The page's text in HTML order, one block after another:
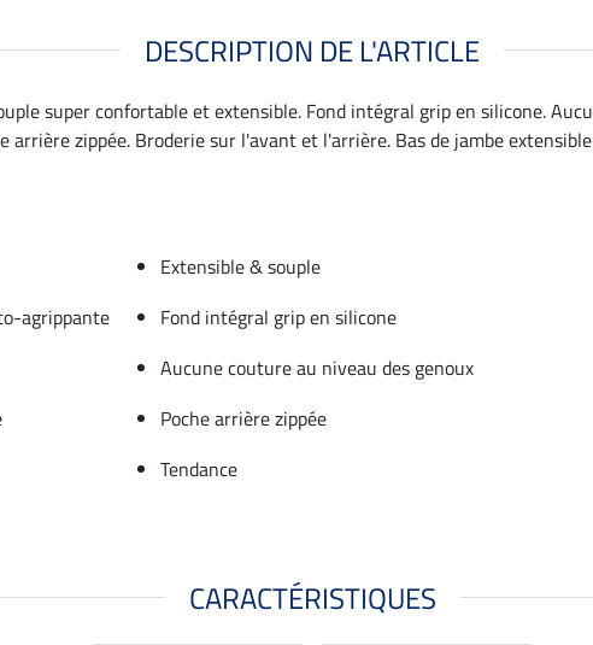
DESCRIPTION DE L'ARTICLE
super confortable et extensible. Fond intégral grip en silicone.
zippée. Broderie sur l'avant et l'arrière. Bas de jambe
Extensible & souple
agrippante
Fond intégral grip en silicone
Aucune couture au niveau des genoux
Poche arrière zippée
Tendance
CARACTÉRISTIQUES